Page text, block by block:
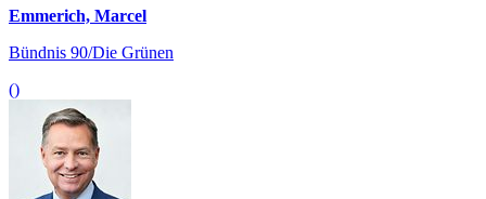
Emmerich, Marcel
Bündnis 90/Die Grünen
()